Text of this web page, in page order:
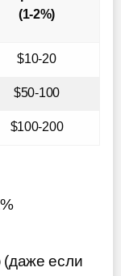
(1-2%)
$10-20
$50-100
$100-200
(даже если